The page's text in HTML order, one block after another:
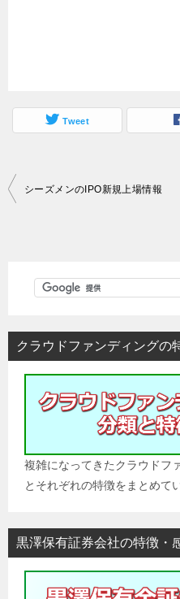
Tweet
投
シ
シーズメンのIPO新規上場情報
クラウドファンディングの
複雑になってきたクラウドフ
とそれぞれの特徴をまとめて
黒澤保有証券会社の特徴・